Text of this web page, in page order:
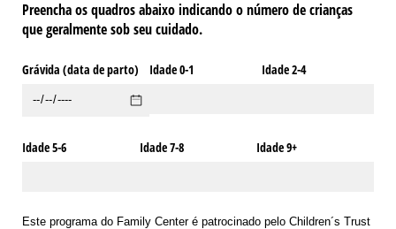
Preencha os quadros abaixo indicando o número de crianças
que geralmente sob seu cuidado.
Grávida (data de parto) Idade 0-1 Idade 2-4
Idade 5-6 Idade 7-8 Idade 9+
Este programa do Family Center é patrocinado pelo Children´s Trust